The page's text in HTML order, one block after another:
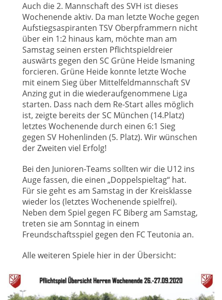
Auch die 2. Mannschaft des SVH ist dieses
Wochenende aktiv. Da man letzte Woche gegen
Aufstiegsaspiranten TSV Oberpframmern nicht
über ein 1:2 hinaus kam, möchte man am
Samstag seinen ersten Pflichtspieldreier
auswärts gegen den SC Grüne Heide Ismaning
forcieren. Grüne Heide konnte letzte Woche
mit einem Sieg über Mittelfeldmannschaft SV
Anzing gut in die wiederaufgenommene Liga
starten. Dass nach dem Re-Start alles möglich
ist, zeigte bereits der SC München (14.Platz)
letztes Wochenende durch einen 6:1 Sieg
gegen SV Hohenlinden (5. Platz). Wir wünschen
der Zweiten viel Erfolg!
Bei den Junioren-Teams sollten wir die U12 ins
Auge fassen, die einen „Doppelspieltag“ hat.
Für sie geht es am Samstag in der Kreisklasse
wieder los (letztes Wochenende spielfrei).
Neben dem Spiel gegen FC Biberg am Samstag,
treten sie am Sonntag in einem
Freundschaftsspiel gegen den FC Teutonia an.
Alle weiteren Spiele hier in der Übersicht: